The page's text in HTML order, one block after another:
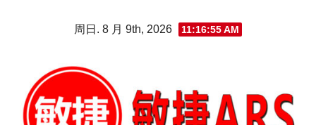
周日. 8 月 9th, 2026 11:16:56 AM